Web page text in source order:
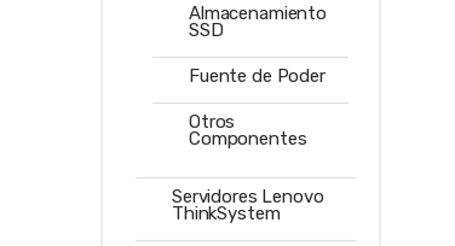
Almacenamiento
SSD
Fuente de Poder
Otros
Componentes
Servidores Lenovo
ThinkSystem